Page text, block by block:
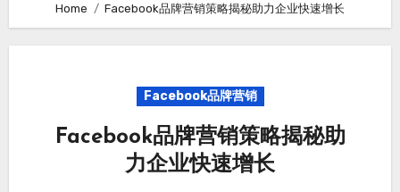
Home Facebook品牌营销策略揭秘助力企业快速增长
Facebook品牌营销
Facebook品牌营销策略揭秘助
力企业快速增长